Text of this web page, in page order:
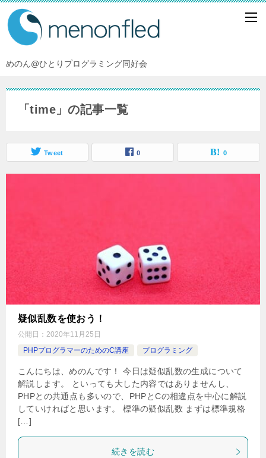
めのん@ひとりプログラミング同好会
「time」の記事一覧
Tweet 0 0
疑似乱数を使おう！
公開日： 2020年11月25日
PHPプログラマーのためのC講座
プログラミング
こんにちは、めのんです！ 今日は疑似乱数の生成について
解説します。 といっても大した内容ではありませんし、
PHPとの共通点も多いので、PHPとCの相違点を中心に解説
していければと思います。 標準の疑似乱数 まずは標準規格
[…]
続きを読む